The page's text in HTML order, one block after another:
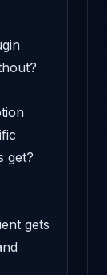
get?
gets